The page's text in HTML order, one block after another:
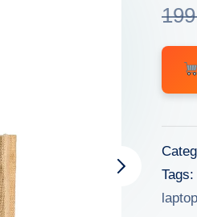
Tags:
laptop